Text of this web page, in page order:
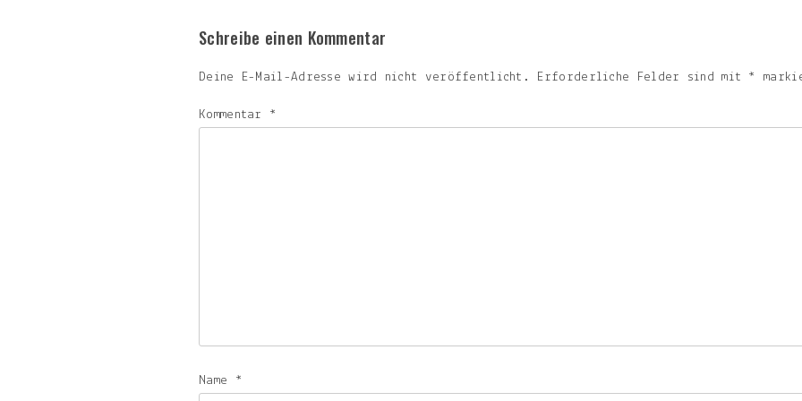
Schreibe einen Kommentar
Deine E-Mail-Adresse wird nicht veröffentlicht. Erforderliche Felder sind mit *
Kommentar *
Name *